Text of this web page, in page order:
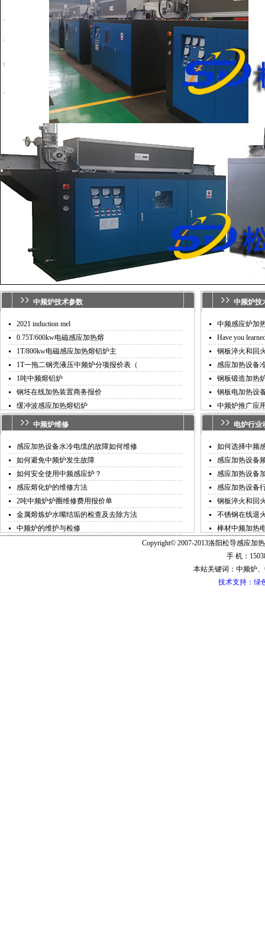
中频炉技术参数
2021 induction mel
0.75T/600kw电磁感应加热熔
1T/800kw电磁感应加热熔铝炉主
1T一拖二钢壳液压中频炉分项报价表（
1吨中频熔铝炉
钢坯在线加热装置商务报价
缓冲波感应加热熔铝炉
中频炉维修
感应加热设备水冷电缆的故障如何维修
如何避免中频炉发生故障
如何安全使用中频感应炉？
感应熔化炉的维修方法
2吨中频炉炉圈维修费用报价单
金属熔炼炉水嘴结垢的检查及去除方法
中频炉的维护与检修
中频炉技
中频感应炉加
Have you
钢板淬火和回
感应加热设备
钢板锻造加热
钢板电加热设
中频炉推广应
电炉行业
如何选择中频
感应加热设备
感应加热设备
感应加热设备
钢板淬火和回
不锈钢在线退
棒材中频加热
Copyright© 2007-2013洛阳松导感应加
手 机：
本站关键词：中频炉
技术支持：绿